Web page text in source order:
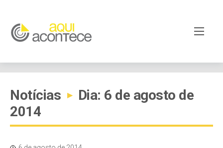
Notícias ▸
Dia: 6 de agosto de
2014